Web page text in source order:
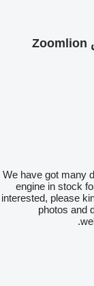
معلومات إضافية — رافعة لجميع التضاريس Zoomlion
We have got many
engine in stock
interested, please
photos and